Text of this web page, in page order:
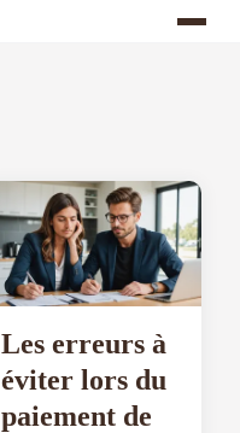
Les erreurs à
éviter lors du
paiement de